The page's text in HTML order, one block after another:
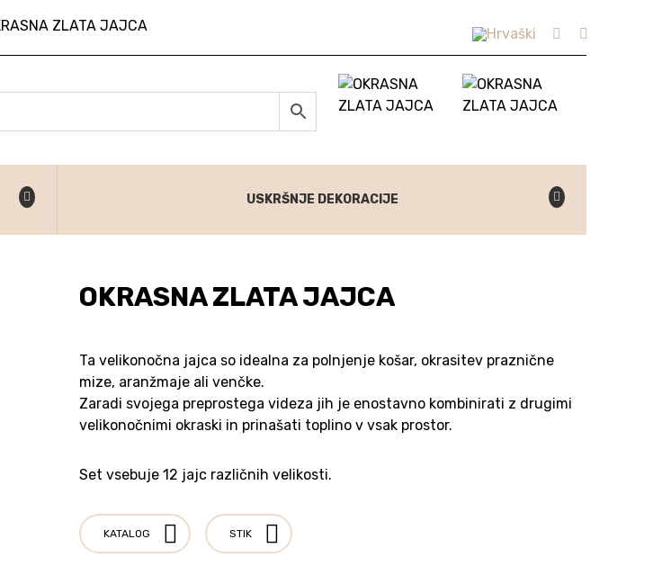
USKRŠNJE DEKORACIJE
OKRASNA ZLATA JAJCA
Ta velikonočna jajca so idealna za polnjenje košar, okrasitev praznične
mize, aranžmaje ali venčke.
Zaradi svojega preprostega videza jih je enostavno kombinirati z drugimi
velikonočnimi okraski in prinašati toplino v vsak prostor.
Set vsebuje 12 jajc različnih velikosti.
KATALOG STIK